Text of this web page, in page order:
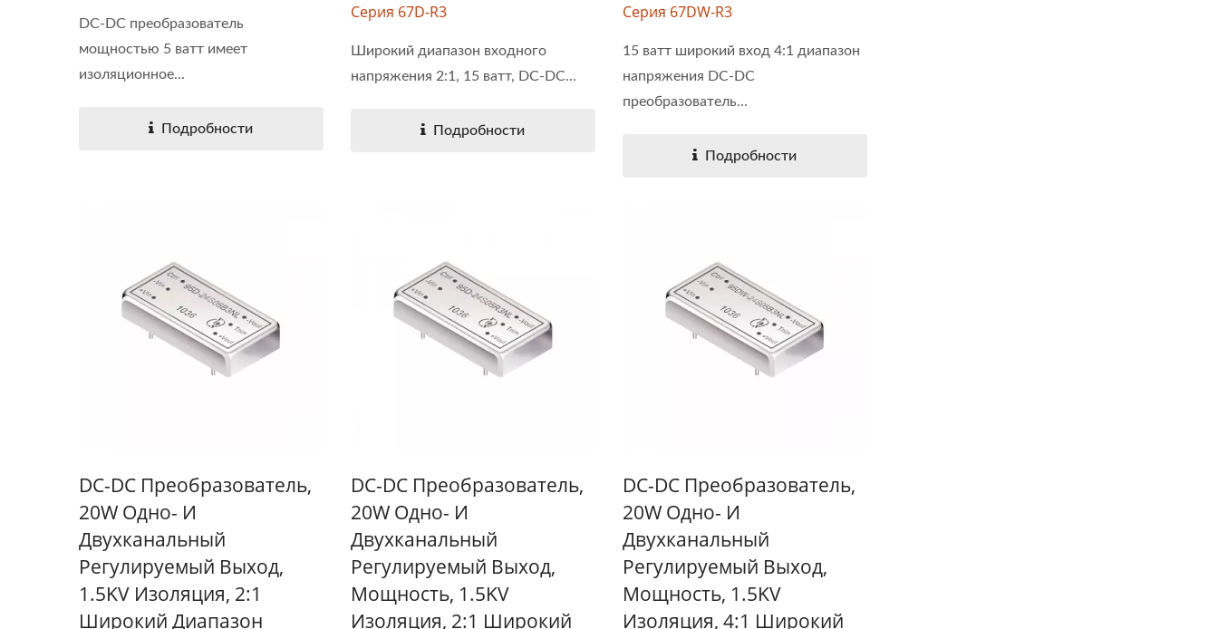
DC-DC преобразователь
мощностью 5 ватт имеет
изоляционное...
Подробности
Серия 67D-R3
Широкий диапазон входного
напряжения 2:1, 15 ватт, DC-DC...
Подробности
Серия 67DW-R3
15 ватт широкий вход 4:1 диапазон
напряжения DC-DC
преобразователь...
Подробности
DC-DC Преобразователь,
20W Одно- И
Двухканальный
Регулируемый Выход,
1.5KV Изоляция, 2:1
Широкий Диапазон
DC-DC Преобразователь,
20W Одно- И
Двухканальный
Регулируемый Выход,
Мощность, 1.5KV
Изоляция, 2:1 Широкий
DC-DC Преобразователь,
20W Одно- И
Двухканальный
Регулируемый Выход,
Мощность, 1.5KV
Изоляция, 4:1 Широкий